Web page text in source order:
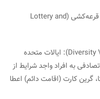
6. مهاجرت از طریق برنامه‌های لاتاری و قرعه‌کشی (Lottery and
لاتاری گرین کارت آمریکا (Diversity Visa Lottery): ایالات متحده
به افراد واجد شرایط از
گرین کارت (اقامت دائم) اعطا